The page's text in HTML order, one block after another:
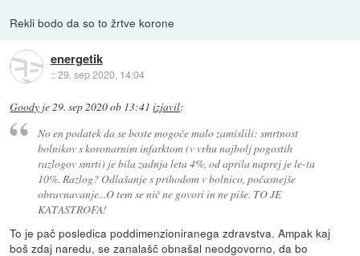
Rekli bodo da so to žrtve korone
energetik
::29. sep 2020, 14:04
Goody je 29. sep 2020 ob 13:41 izjavil:
No en podatek da se boste mogoče malo zamislili: smrtnost
bolnikov s koronarnim infarktom (v vrhu najbolj pogostih
razlogov smrti) je bila zadnja leta 4%, od aprila naprej je le-ta
10%. Razlog? Odlašanje s prihodom v bolnico, počasnejše
obravnavanje...O tem se nič ne govori in ne piše. TO JE
KATASTROFA!
To je pač posledica poddimenzioniranega zdravstva. Ampak kaj
boš zdaj naredu, se zanalašč obnašal neodgovorno, da bo